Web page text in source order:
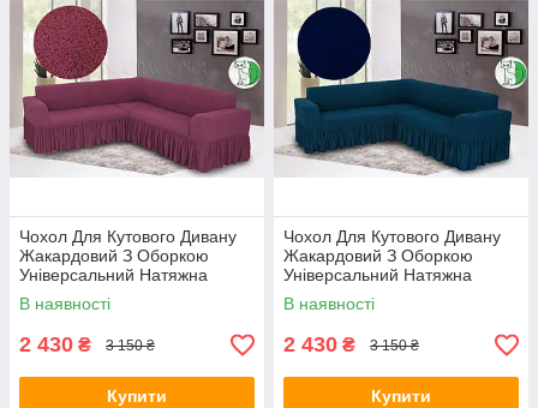
Чохол Для Кутового Дивану
Жакардовий З Оборкою
Універсальний Натяжна
фуксія Venera
В наявності
2 430 ₴ 3 150 ₴
Купити
Чохол Для Кутового Дивану
Жакардовий З Оборкою
Універсальний Натяжна
темно-синій Venera
В наявності
2 430 ₴ 3 150 ₴
Купити